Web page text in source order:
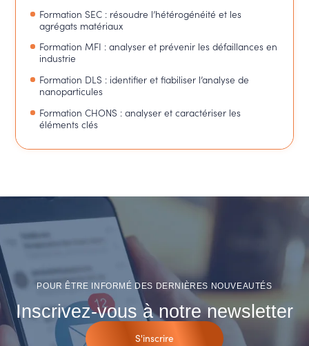
Formation SEC : résoudre l’hétérogénéité et les
agrégats matériaux
Formation MFI : analyser et prévenir les défaillances en
industrie
Formation DLS : identifier et fiabiliser l’analyse de
nanoparticules
Formation CHONS : analyser et caractériser les
éléments clés
POUR ÊTRE INFORMÉ DES DERNIÈRES NOUVEAUTÉS
Inscrivez-vous à notre newsletter
S'inscrire